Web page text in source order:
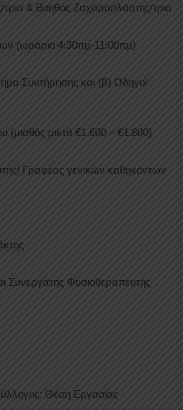
& Βοηθός Ζαχαροπλάστης/τρια
(ωράριο 4:30πμ-11:00πμ)
Συντήρησης και (β) Οδηγοί
(μισθός μικτά €1.600 – €1.800)
Γραφέας γενικών καθηκόντων
Συνεργάτης Φυσιοθεραπευτής
Θέση Εργασίας